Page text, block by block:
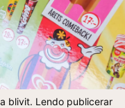
blivit. Lendo publicerar